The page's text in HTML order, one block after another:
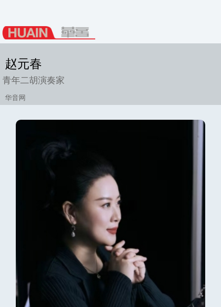
赵元春
青年二胡演奏家
华音网